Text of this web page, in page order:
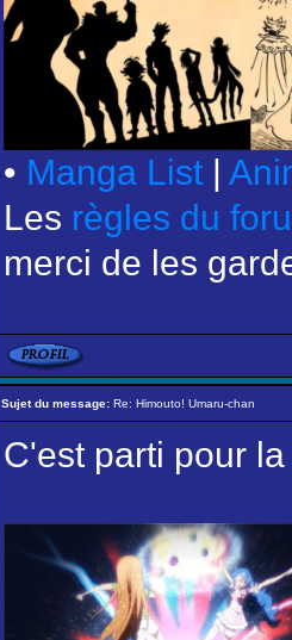
• Manga List |
Les règles du
merci de les
Sujet du message: Re: Himouto! Umaru-chan
C'est parti pour